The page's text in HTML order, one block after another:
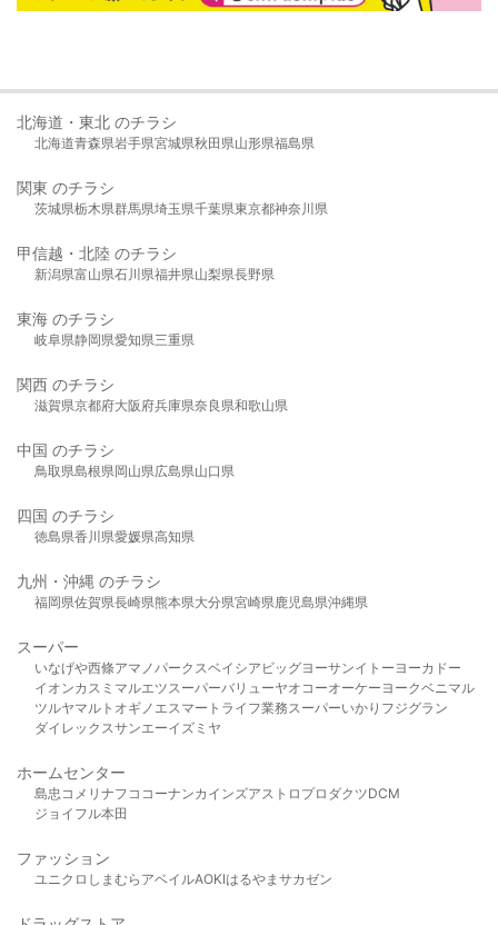
北海道・東北 のチラシ
北海道青森県岩手県宮城県秋田県山形県福島県
関東 のチラシ
茨城県栃木県群馬県埼玉県千葉県東京都神奈川県
甲信越・北陸 のチラシ
新潟県富山県石川県福井県山梨県長野県
東海 のチラシ
岐阜県静岡県愛知県三重県
関西 のチラシ
滋賀県京都府大阪府兵庫県奈良県和歌山県
中国 のチラシ
鳥取県島根県岡山県広島県山口県
四国 のチラシ
徳島県香川県愛媛県高知県
九州・沖縄 のチラシ
福岡県佐賀県長崎県熊本県大分県宮崎県鹿児島県沖縄県
スーパー
いなげや西條アマノパークスベイシア ビッグヨーサンイトーヨーカドー
イオンカスミ マルエツスーパーバリューヤオコーオーケー ヨークベニマル
ツルヤマルト オギノ エスマート ライフ業務スーパーいかり フジグラン
ダイレックスサンエーイズミヤ
ホームセンター
島忠 コメリ ナフコ コーナンカインズアストロプロダクツDCM
ジョイフル本田
ファッション
ユニクロ しまむら アベイルAOKIはるやま サカゼン